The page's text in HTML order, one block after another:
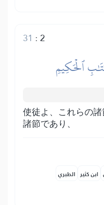
2
:
31
ٱلۡحَكِيمِ
使徒よ、これらの
諸節であり、
ابن كثير الطبري